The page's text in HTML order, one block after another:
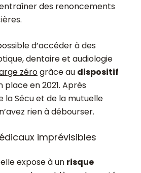
des renoncements
d’accéder à des
dentaire et audiologie
zérogrâce au dispositif
place en 2021. Après
la Sécu et de la mutuelle
rien à débourser.
imprévisibles
expose à un risque